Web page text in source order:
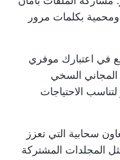
ومحمية بكلمات مرور
في اعتبارك موفري
السخي
لتناسب الاحتياجات
سحابية التي تعزز
المجلدات المشتركة